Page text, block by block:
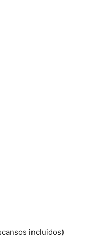
incluidos)